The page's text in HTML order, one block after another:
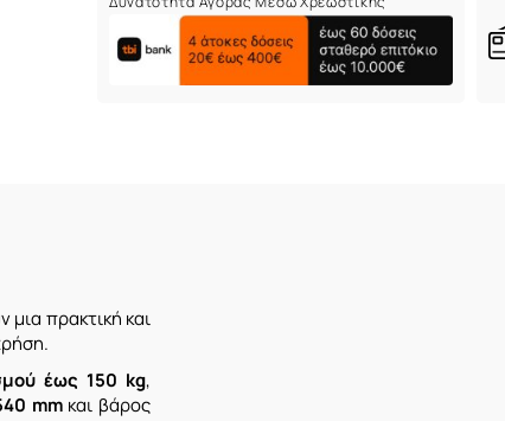
μια πρακτική και
έως 150 kg,
mmκαι βάρος